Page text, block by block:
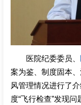
医院纪委委员、
案为鉴、制度固本
风管理情况进行了
度“飞行检查”发现